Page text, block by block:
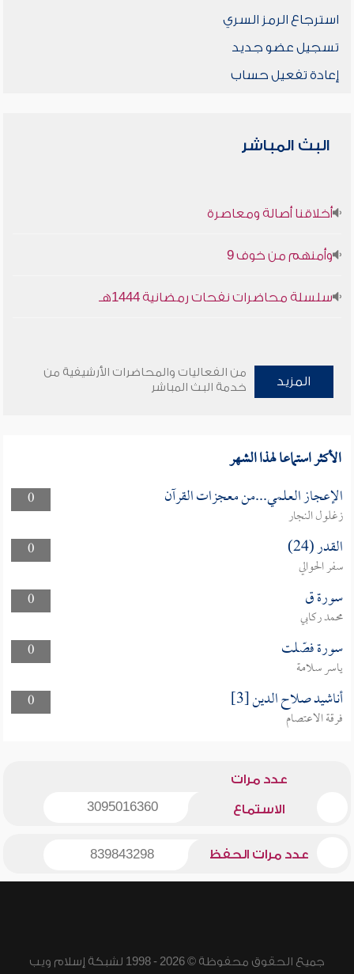
استرجاع الرمز السري
تسجيل عضو جديد
إعادة تفعيل حساب
البث المباشر
أخلاقنا أصالة ومعاصرة
وأمنهم من خوف 9
سلسلة محاضرات نفحات رمضانية 1444هـ
المزيد
من الفعاليات والمحاضرات الأرشيفية من
خدمة البث المباشر
الأكثر استماعا لهذا الشهر
0 الإعجاز العلمي...من معجزات القرآن
زغلول النجار
0
القدر (24)
سفر الحوالي
0
سورة ق
محمد ركابي
0
سورة فصّلت
ياسر سلامة
0
أناشيد صلاح الدين [3]
فرقة الاعتصام
عدد مرات
الاستماع 3095016360
عدد مرات الحفظ 839843298
جميع الحقوق محفوظة © 2026 - 1998 لشبكة إسلام ويب